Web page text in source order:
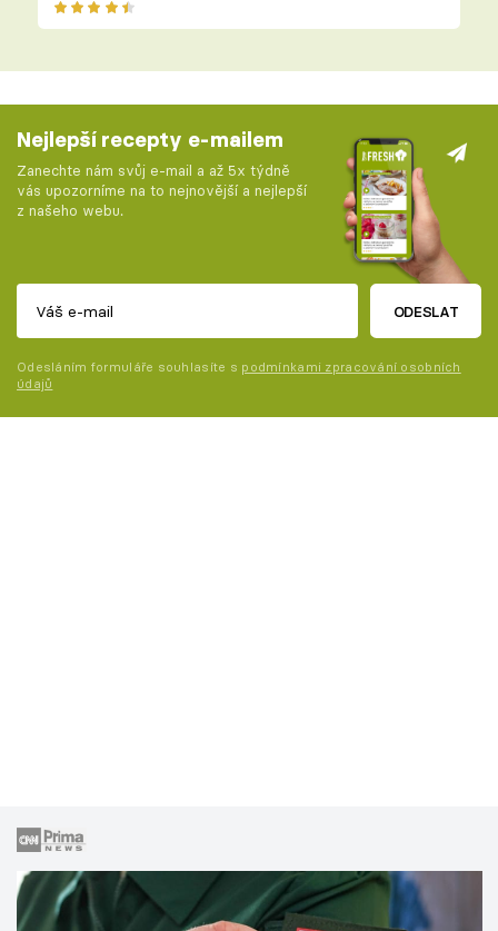
Nejlepší recepty e-mailem
Zanechte nám svůj e-mail a až 5x týdně
vás upozorníme na to nejnovější a nejlepší
z našeho webu.
ODESLAT
Odesláním formuláře souhlasíte s podmínkami zpracování osobních
údajů